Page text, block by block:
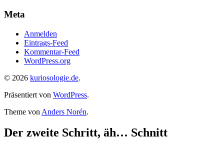
Meta
Anmelden
Eintrags-Feed
Kommentar-Feed
WordPress.org
© 2026 kuriosologie.de.
Präsentiert von WordPress.
Theme von Anders Norén.
Der zweite Schritt, äh… Schnitt